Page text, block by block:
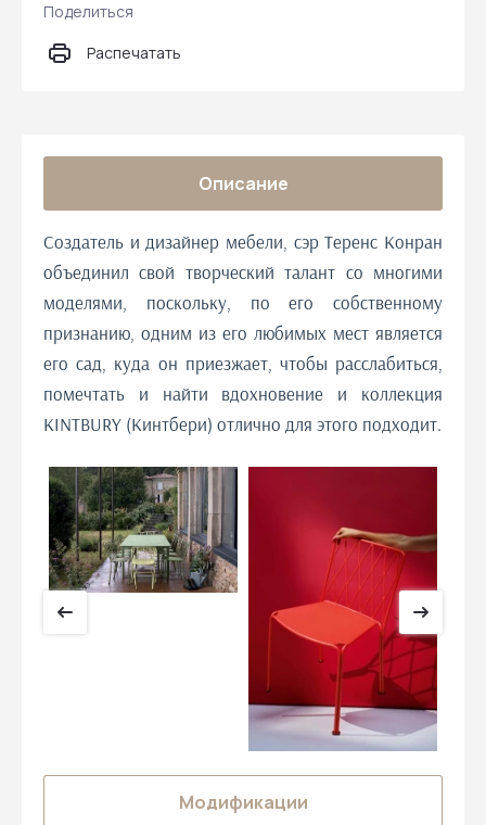
Поделиться
Распечатать
Описание
Создатель и дизайнер мебели, сэр Теренс Конран
объединил свой творческий талант со многими
моделями, поскольку, по его собственному
признанию, одним из его любимых мест является
его сад, куда он приезжает, чтобы расслабиться,
помечтать и найти вдохновение и коллекция
KINTBURY (Кинтбери) отлично для этого подходит.
Модификации